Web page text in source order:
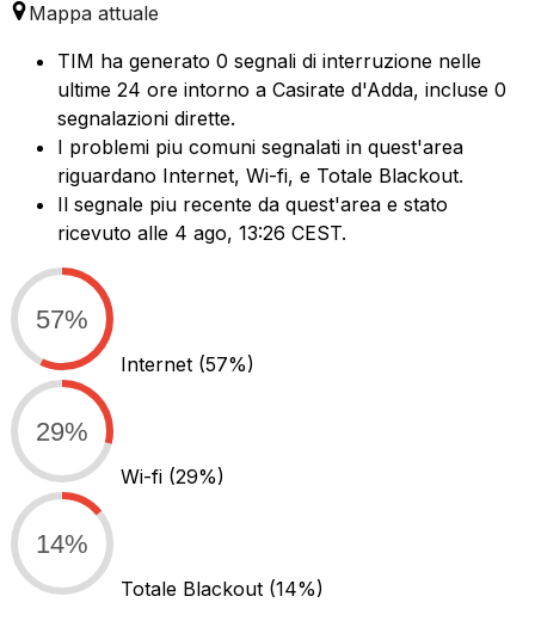
Mappa attuale
TIM ha generato 0 segnali di interruzione nelle
ultime 24 ore intorno a Casirate d'Adda, incluse 0
segnalazioni dirette.
I problemi piu comuni segnalati in quest'area
riguardano Internet, Wi-fi, e Totale Blackout.
Il segnale piu recente da quest'area e stato
ricevuto alle 4 ago, 13:26 CEST.
57%
Internet (57%)
29%
Wi-fi (29%)
14%
Totale Blackout (14%)